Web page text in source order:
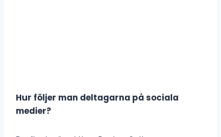
Hur följer man deltagarna på sociala
medier?